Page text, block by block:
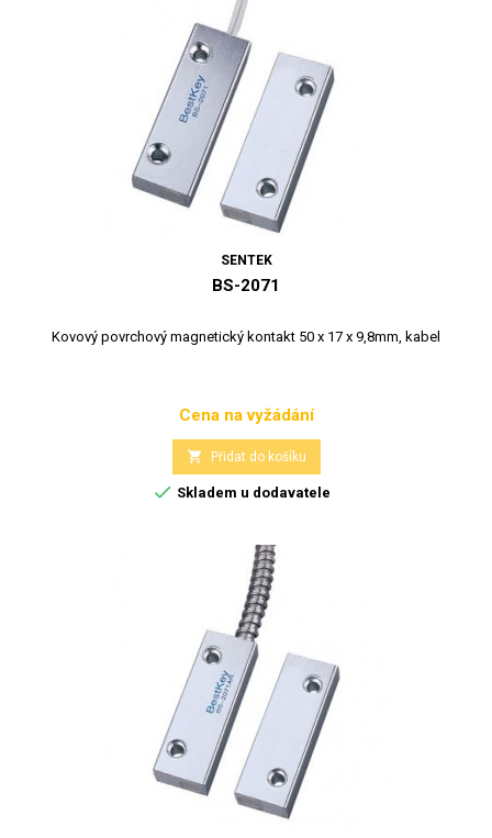
SENTEK
BS-2071
Kovový povrchový magnetický kontakt 50 x 17 x 9,8mm, kabel
Cena
Cena na vyžádání
 Přidat do košíku
 Skladem u dodavatele